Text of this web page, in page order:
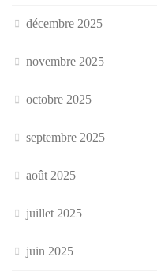
décembre 2025
novembre 2025
octobre 2025
septembre 2025
août 2025
juillet 2025
juin 2025